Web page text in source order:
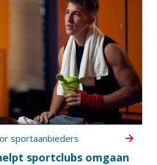
sportclubs omgaan
sportaanbieders